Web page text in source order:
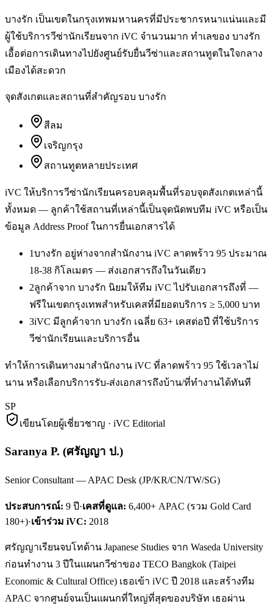
บางรัก เป็นเขตในกรุงเทพมหานครที่มีประชากรหนาแน่นและมี
ผู้ใช้บริการวีซ่านักเรียนจาก iVC จำนวนมาก ทำเลของ บางรัก
เอื้อต่อการเดินทางไปยังศูนย์รับยื่นวีซ่าและสถานทูตในใจกลาง
เมืองได้สะดวก
จุดสังเกตและสถานที่สำคัญรอบ บางรัก
สีลม
เจริญกรุง
สถานทูตหลายประเทศ
iVC ให้บริการวีซ่านักเรียนครอบคลุมพื้นที่รอบจุดสังเกตเหล่านี้
ทั้งหมด — ลูกค้าใช้สถานที่เหล่านี้เป็นจุดนัดพบทีม iVC หรือเป็น
ข้อมูล Address Proof ในการยื่นเอกสารได้
1บางรัก อยู่ห่างจากสำนักงาน iVC ลาดพร้าว 95 ประมาณ
18-38 กิโลเมตร — ส่งเอกสารถึงในวันเดียว
2ลูกค้าจาก บางรัก นิยมให้ทีม iVC ไปรับเอกสารถึงที่ —
ฟรีในเขตกรุงเทพสำหรับเคสที่มียอดบริการ ≥ 5,000 บาท
3iVC มีลูกค้าจาก บางรัก เฉลี่ย 63+ เคสต่อปี ที่ใช้บริการ
วีซ่านักเรียนและบริการอื่น
ทำให้การเดินทางมาสำนักงาน iVC ที่ลาดพร้าว 95 ใช้เวลาไม่
นาน หรือเลือกบริการรับ-ส่งเอกสารถึงบ้าน/ที่ทำงานได้ทันที
SP
เขียนโดยผู้เชี่ยวชาญ · iVC Editorial
Saranya P. (ศรัญญา ป.)
Senior Consultant — APAC Desk (JP/KR/CN/TW/SG)
ประสบการณ์: 9 ปี·เคสที่ดูแล: 6,400+ APAC (รวม Gold Card
180+)·เข้าร่วม iVC: 2018
ศรัญญาเรียนจบโทด้าน Japanese Studies จาก Waseda University
ก่อนทำงาน 3 ปีในแผนกวีซ่าของ TECO Bangkok (Taipei
Economic & Cultural Office) เธอเข้า iVC ปี 2018 และสร้างทีม
APAC จากศูนย์จนเป็นแผนกที่ใหญ่ที่สุดของบริษัท เธอผ่าน